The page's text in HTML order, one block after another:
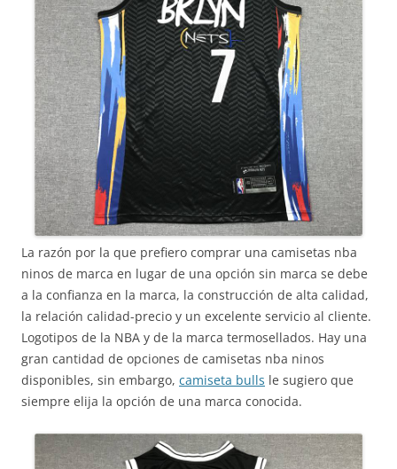
La razón por la que prefiero comprar una camisetas nba
ninos de marca en lugar de una opción sin marca se debe
a la confianza en la marca, la construcción de alta calidad,
la relación calidad-precio y un excelente servicio al cliente.
Logotipos de la NBA y de la marca termosellados. Hay una
gran cantidad de opciones de camisetas nba ninos
disponibles, sin embargo, camiseta bulls le sugiero que
siempre elija la opción de una marca conocida.